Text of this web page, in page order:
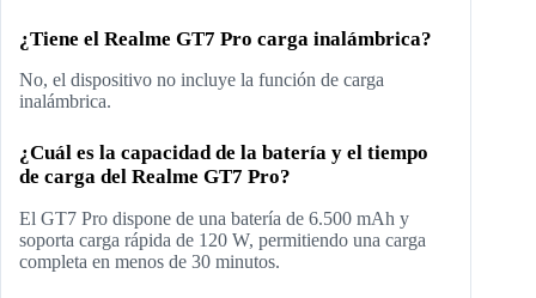
¿Tiene el Realme GT7 Pro carga inalámbrica?
No, el dispositivo no incluye la función de carga
inalámbrica.
¿Cuál es la capacidad de la batería y el tiempo
de carga del Realme GT7 Pro?
El GT7 Pro dispone de una batería de 6.500 mAh y
soporta carga rápida de 120 W, permitiendo una carga
completa en menos de 30 minutos.